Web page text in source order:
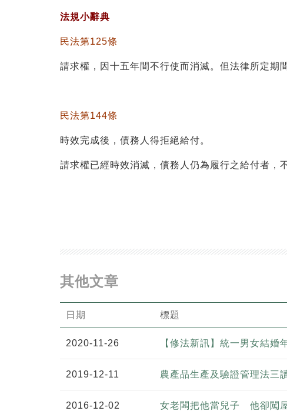
法規小辭典
民法第125條
請求權，因十五年間不行使而消滅。但法律所定期
民法第144條
時效完成後，債務人得拒絕給付。
請求權已經時效消滅，債務人仍為履行之給付者，
其他文章
日期 標題
2020-11-26 【修法新訊】統一男女結
2019-12-11 農產品生產及驗證管理法三
2016-12-02 女老闆把他當兒子 他卻闖